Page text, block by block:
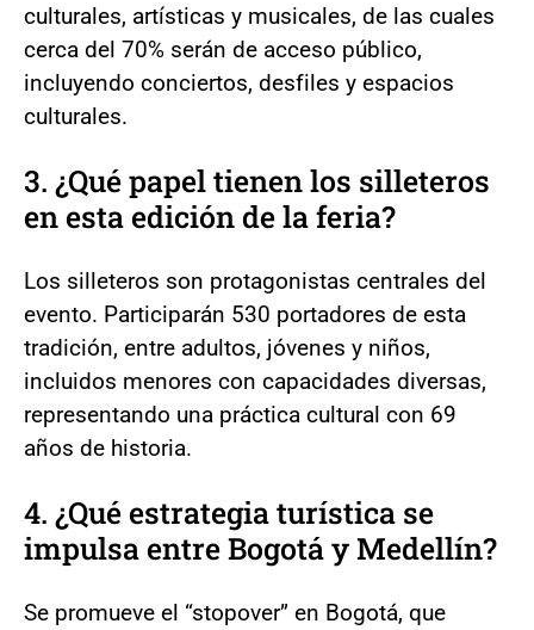
culturales, artísticas y musicales, de las cuales
cerca del 70% serán de acceso público,
incluyendo conciertos, desfiles y espacios
culturales.
3. ¿Qué papel tienen los silleteros
en esta edición de la feria?
Los silleteros son protagonistas centrales del
evento. Participarán 530 portadores de esta
tradición, entre adultos, jóvenes y niños,
incluidos menores con capacidades diversas,
representando una práctica cultural con 69
años de historia.
4. ¿Qué estrategia turística se
impulsa entre Bogotá y Medellín?
Se promueve el “stopover” en Bogotá, que